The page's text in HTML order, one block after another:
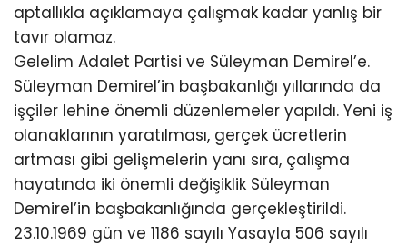
aptallıkla açıklamaya çalışmak kadar yanlış bir
tavır olamaz.
Gelelim Adalet Partisi ve Süleyman Demirel’e.
Süleyman Demirel’in başbakanlığı yıllarında da
işçiler lehine önemli düzenlemeler yapıldı. Yeni iş
olanaklarının yaratılması, gerçek ücretlerin
artması gibi gelişmelerin yanı sıra, çalışma
hayatında iki önemli değişiklik Süleyman
Demirel’in başbakanlığında gerçekleştirildi.
23.10.1969 gün ve 1186 sayılı Yasayla 506 sayılı